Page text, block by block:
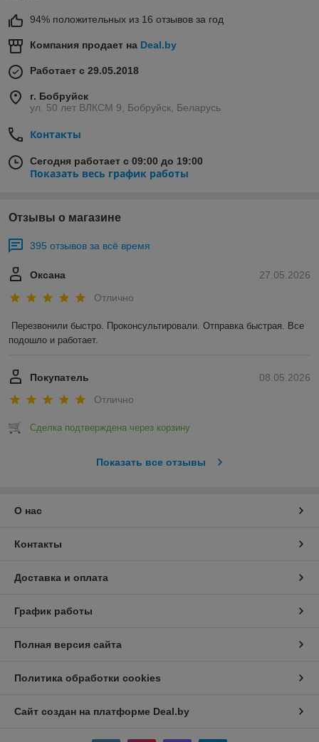
94% положительных из 16 отзывов за год
Компания продает на Deal.by
Работает с 29.05.2018
г. Бобруйск
ул. 50 лет ВЛКСМ 9, Бобруйск, Беларусь
Контакты
Сегодня работает с 09:00 до 19:00
Показать весь график работы
Отзывы о магазине
395 отзывов за всё время
27.05.2026
Оксана
Отлично
Перезвонили быстро. Проконсультировали. Отправка быстрая. Все
подошло и работает.
08.05.2026
Покупатель
Отлично
Сделка подтверждена через корзину
Показать все отзывы
О нас
Контакты
Доставка и оплата
График работы
Полная версия сайта
Политика обработки cookies
Сайт создан на платформе Deal.by